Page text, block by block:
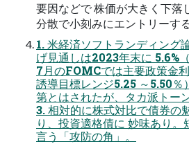
要因などで 株価が大きく下落
分散で小刻みにエントリーす
1. 米経済ソフトランディング
げ見通しは2023年末に 5.6%
7月のFOMCでは主要政策金
誘導目標レンジ5.25 ～5.50％
第とはされたが、タカ派トー
3. 相対的に株式対比で債券の
り、投資適格債に 妙味あり
言う「攻防の角」。